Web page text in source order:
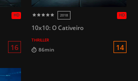
14
10x10: O Cativeiro
THRILLER